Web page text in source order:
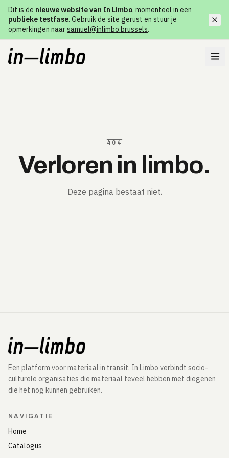
Dit is de nieuwe website van In Limbo, momenteel in een
publieke testfase. Gebruik de site gerust en stuur je
opmerkingen naarsamuel@inlimbo.brussels.
404
Verloren in limbo.
Deze pagina bestaat niet.
Een platform voor materiaal in transit. In Limbo verbindt socio-
culturele organisaties die materiaal teveel hebben met diegenen
die het nog kunnen gebruiken.
NAVIGATIE
Home
Catalogus